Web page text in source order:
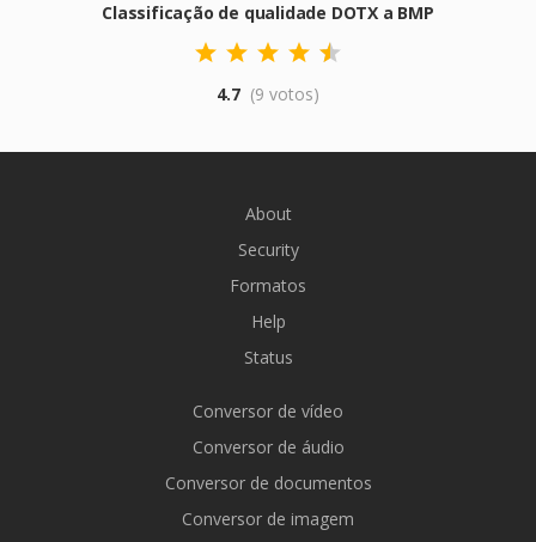
Classificação de qualidade DOTX a BMP
4.7 (9 votos)
About
Security
Formatos
Help
Status
Conversor de vídeo
Conversor de áudio
Conversor de documentos
Conversor de imagem